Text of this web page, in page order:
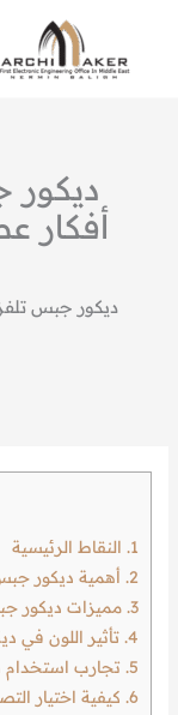
المحتوى
ديكور
أفكار
ديكور جبس
1. النقاط الرئيسية
2. أهمية ديكور
3. مميزات ديكور
4. تأثير اللون في
5. تجارب استخدام
6. كيفية اختيار